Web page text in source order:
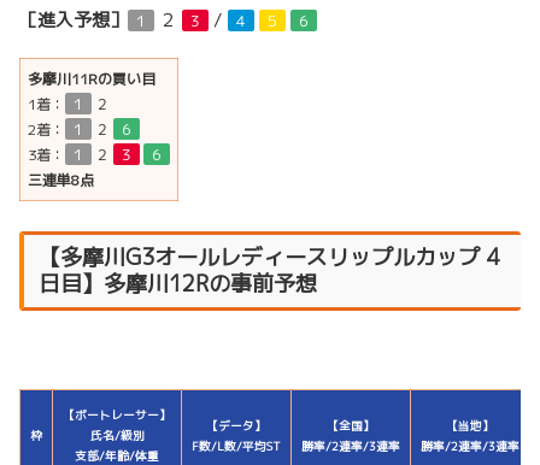
［進入予想］
１ ２ ３ / ４ ５ ６
多摩川11Rの買い目
1着：
１
２
2着：
１ ２
６
3着：
１ ２ ３
６
三連単8点
【多摩川G3オールレディースリップルカップ4
日目】多摩川12Rの事前予想
枠
【ボートレーサー】
氏名/級別
支部/年齢/体重
【データ】
F数/L数/平均ST
【全国】
勝率/2連率/3連率
【当地】
勝率/2連率/3連率